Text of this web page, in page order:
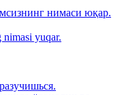
нимаси юқар.
yuqar.